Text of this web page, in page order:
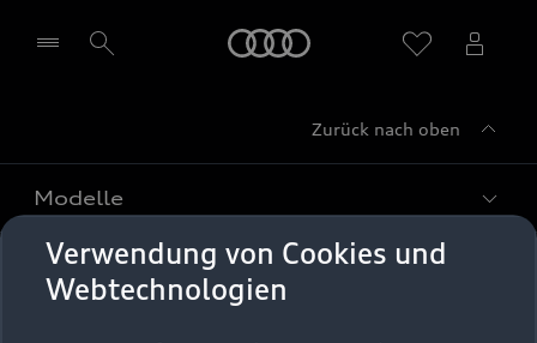
Verwendung von Cookies und
Webtechnologien
Zurück nach oben
Modelle
Alle Modelle
Kaufen & leasen